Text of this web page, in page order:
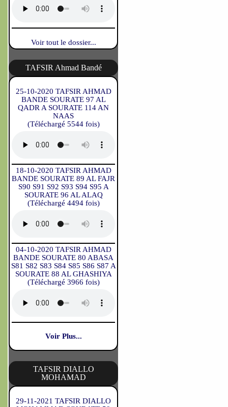
Voir tout le dossier...
TAFSIR Ahmad Bandé
25-10-2020 TAFSIR AHMAD
BANDE SOURATE 97 AL
QADR A SOURATE 114 AN
NAAS
(Téléchargé 5544 fois)
18-10-2020 TAFSIR AHMAD
BANDE SOURATE 89 AL FAJR
S90 S91 S92 S93 S94 S95 A
SOURATE 96 AL ALAQ
(Téléchargé 4494 fois)
04-10-2020 TAFSIR AHMAD
BANDE SOURATE 80 ABASA
S81 S82 S83 S84 S85 S86 S87 A
SOURATE 88 AL GHASHIYA
(Téléchargé 3966 fois)
Voir Plus...
TAFSIR DIALLO
MOHAMAD
29-11-2021 TAFSIR DIALLO